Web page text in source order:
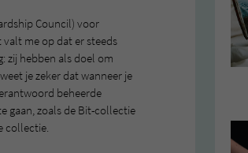
Council) voor
me op dat er steeds
zij hebben als doel om
je zeker dat wanneer je
beheerde
gaan, zoals de Bit-collectie
collectie.